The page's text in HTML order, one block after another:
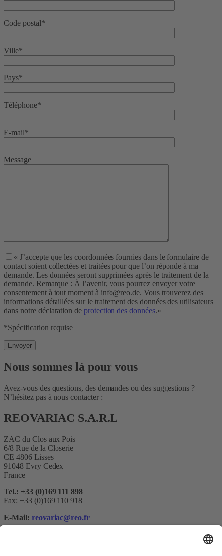
Code postal*
Ville*
Pays*
Téléphone*
E-mail*
Message
« J’accepte que les coordonnées fournies dans le formulaire de
contact soient collectées et traitées pour que l’on réponde à ma
demande. Les données seront supprimées après le traitement de la
demande. Remarque : À l’avenir, vous pourrez envoyer votre
consentement à tout moment à info@reo.de. Vous trouverez des
informations détaillées sur le traitement des données des utilisateurs
dans notre déclaration de protection des données.»
*Spécification requise
Nous sommes là pour vous
Avez-vous des questions, des demandes ou des suggestions ?
N’hésitez pas à nous contacter :
REOVARIAC S.A.R.L
ZAC du Clos aux Pois
6/8 Rue de la Closerie
CE 4806 Lisses
91048 Evry Cedex
France
Tel.: +33 (0)169 111 898
Fax: +33 (0)169 110 918
E-Mail: reovariac@reo.fr